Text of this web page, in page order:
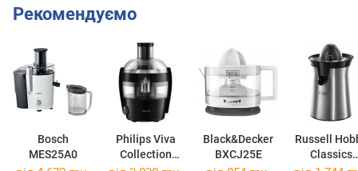
Рекомендуємо
Bosch
MES25A0
Philips Viva
Collection
Black&Decker
BXCJ25E
Russell
Classics